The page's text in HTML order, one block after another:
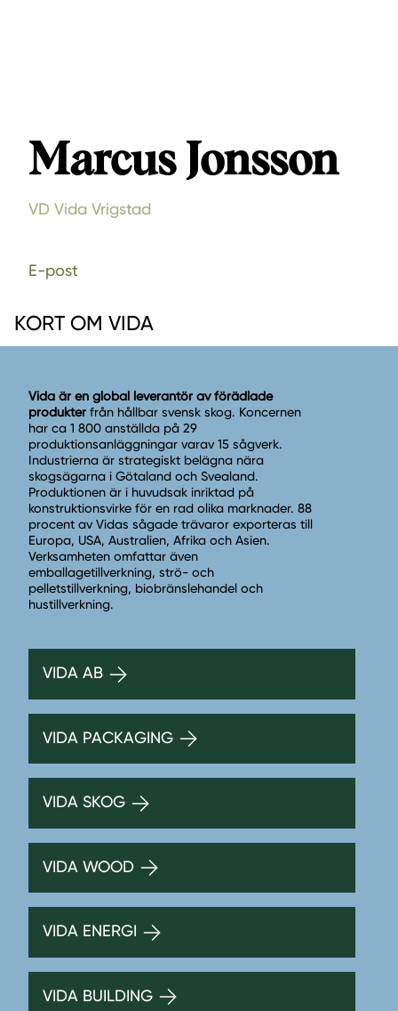
Marcus Jonsson
VD Vida Vrigstad
E-post
KORT OM VIDA
Vida är en global leverantör av förädlade
produkter från hållbar svensk skog. Koncernen
har ca 1 800 anställda på 29
produktionsanläggningar varav 15 sågverk.
Industrierna är strategiskt belägna nära
skogsägarna i Götaland och Svealand.
Produktionen är i huvudsak inriktad på
konstruktionsvirke för en rad olika marknader. 88
procent av Vidas sågade trävaror exporteras till
Europa, USA, Australien, Afrika och Asien.
Verksamheten omfattar även
emballagetillverkning, strö- och
pelletstillverkning, biobränslehandel och
hustillverkning.
VIDA AB
VIDA PACKAGING
VIDA SKOG
VIDA WOOD
VIDA ENERGI
VIDA BUILDING